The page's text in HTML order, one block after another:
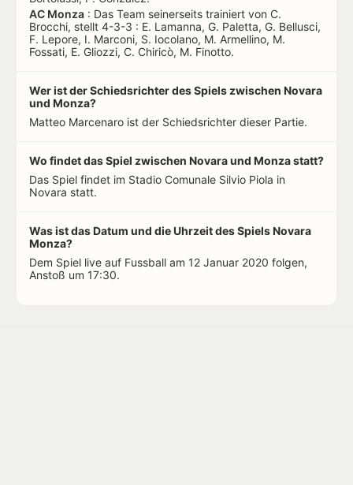
AC Monza : Das Team seinerseits trainiert von C.
Brocchi, stellt 4-3-3 : E. Lamanna, G. Paletta, G. Bellusci,
F. Lepore, I. Marconi, S. Iocolano, M. Armellino, M.
Fossati, E. Gliozzi, C. Chiricò, M. Finotto.
Wer ist der Schiedsrichter des Spiels zwischen Novara
und Monza?
Matteo Marcenaro ist der Schiedsrichter dieser Partie.
Wo findet das Spiel zwischen Novara und Monza statt?
Das Spiel findet im Stadio Comunale Silvio Piola in
Novara statt.
Was ist das Datum und die Uhrzeit des Spiels Novara
Monza?
Dem Spiel live auf Fussball am 12 Januar 2020 folgen,
Anstoß um 17:30.